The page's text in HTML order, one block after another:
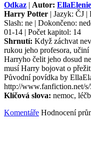
Odkaz | Autor:
Harry Potter | Jazyk: ČJ |
Slash: ne | Dokončeno:
01-14 | Počet kapitol: 14
Shrnutí: Když záchvat
rukou jeho profesora,
Harryho čelit jeho dosud
musí Harry bojovat o
Původní povídka by
http://www.fanfiction.net/
Klíčová slova: nemoc,
Komentáře Hodnocení